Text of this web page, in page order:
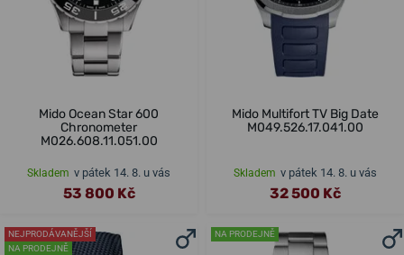
Mido Ocean Star 600
Chronometer
M026.608.11.051.00
Skladem v pátek 14. 8. u vás
53 800 Kč
Mido Multifort TV Big Date
M049.526.17.041.00
Skladem v pátek 14. 8. u vás
32 500 Kč
NEJPRODÁVANĚJŠÍ
NA PRODEJNĚ
NA PRODEJNĚ